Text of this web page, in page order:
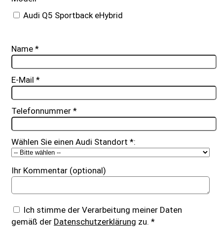
Audi Q5 Sportback eHybrid
Name *
E-Mail *
Telefonnummer *
Wählen Sie einen Audi Standort *:
Ihr Kommentar (optional)
Ich stimme der Verarbeitung meiner Daten
gemäß der Datenschutzerklärung zu. *